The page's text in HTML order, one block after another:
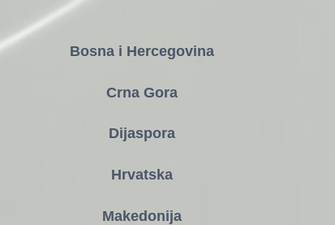
Bosna i Hercegovina
Crna Gora
Dijaspora
Hrvatska
Makedonija